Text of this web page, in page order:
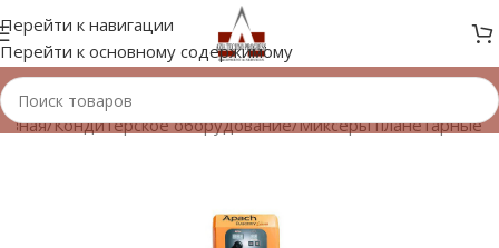
Перейти к навигации
Перейти к основному содержимому
/Кондитерское оборудование/Миксеры планетарные